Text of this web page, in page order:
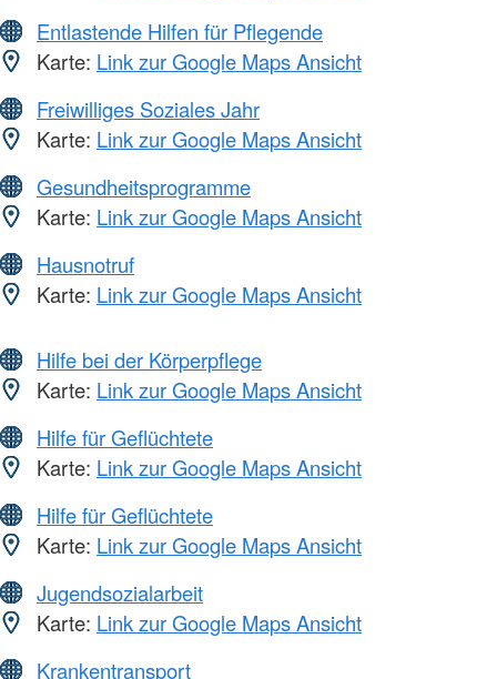
Entlastende Hilfen für Pflegende
Karte: Link zur Google Maps Ansicht
Freiwilliges Soziales Jahr
Karte: Link zur Google Maps Ansicht
Gesundheitsprogramme
Karte: Link zur Google Maps Ansicht
Hausnotruf
Karte: Link zur Google Maps Ansicht
Hilfe bei der Körperpflege
Karte: Link zur Google Maps Ansicht
Hilfe für Geflüchtete
Karte: Link zur Google Maps Ansicht
Hilfe für Geflüchtete
Karte: Link zur Google Maps Ansicht
Jugendsozialarbeit
Karte: Link zur Google Maps Ansicht
Krankentransport